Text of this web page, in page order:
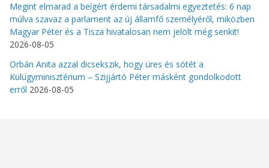
Megint elmarad a beígért érdemi társadalmi egyeztetés: 6 nap
múlva szavaz a parlament az új államfő személyéről, miközben
Magyar Péter és a Tisza hivatalosan nem jelölt még senkit!
2026-08-05
Orbán Anita azzal dicsekszik, hogy üres és sötét a
Külügyminisztérium – Szijjártó Péter másként gondolkodott
erről 2026-08-05